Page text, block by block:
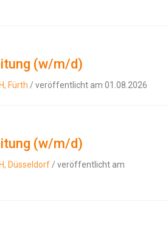
(w/m/d)
Fürth / veröffentlicht am 01.08.2026
(w/m/d)
Düsseldorf / veröffentlicht am